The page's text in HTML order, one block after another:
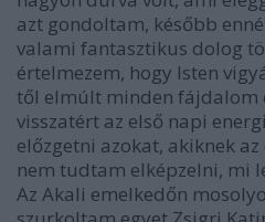
azt gondoltam, később
valami fantasztikus dolog
értelmezem, hogy Isten
től elmúlt minden fájdalom
visszatért az első napi
előzgetni azokat, akiknek
nem tudtam elképzelni, mi
Az Akali emelkedőn